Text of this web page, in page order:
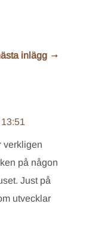
inlägg →
verkligen
på någon
Just på
utvecklar